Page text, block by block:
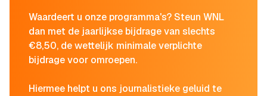
Waardeert u onze programma's? Steun WNL
dan met de jaarlijkse bijdrage van slechts
€8,50, de wettelijk minimale verplichte
bijdrage voor omroepen.
Hiermee helpt u ons journalistieke geluid te